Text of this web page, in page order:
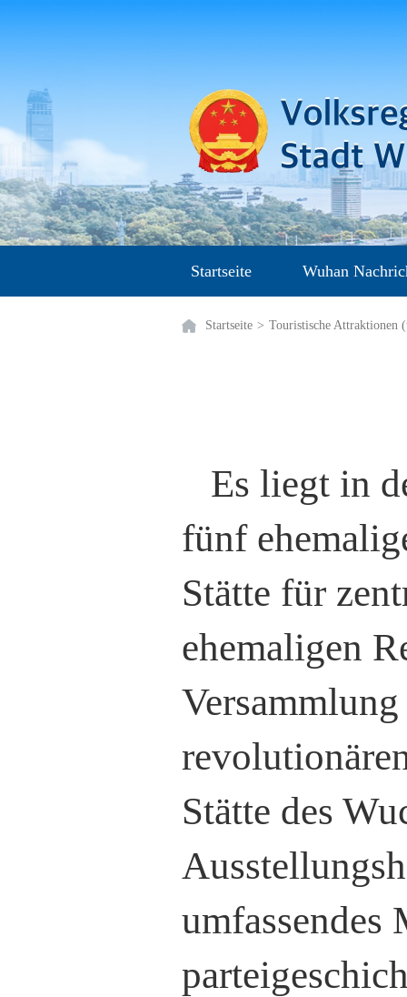
Startseite Wuhan
Startseite > Touristische Attraktionen
Es liegt in
fünf
Stätte für
ehemaligen
Stätte des
umfassendes